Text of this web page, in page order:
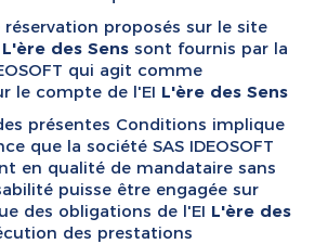
réservation proposés sur le site
L'ère des Sens sont fournis par la
qui agit comme
le compte de l'EI L'ère des Sens
présentes Conditions implique
que la société SAS IDEOSOFT
en qualité de mandataire sans
puisse être engagée sur
des obligations de l'EI L'ère des
des prestations